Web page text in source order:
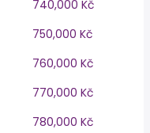
740,000 Kč
750,000 Kč
760,000 Kč
770,000 Kč
780,000 Kč